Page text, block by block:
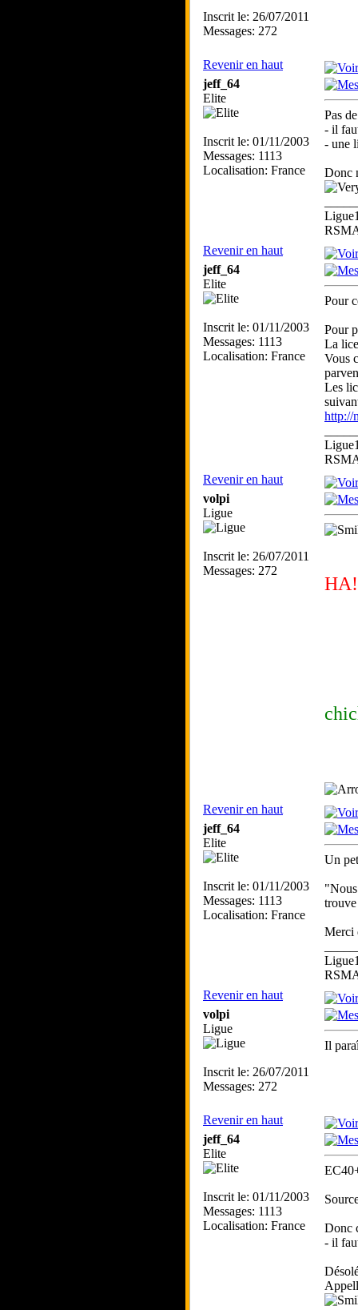
Inscrit le: 26/07/2011
Messages: 272
Revenir en haut
jeff_64
Elite
Inscrit le: 01/11/2003
Messages: 1113
Localisation: France
Pas
- il
- une
Donc
Revenir en haut
jeff_64
Elite
Inscrit le: 01/11/2003
Messages: 1113
Localisation: France
Pour
Pour
La
Vous
Les
http://
Revenir en haut
volpi
Ligue
Inscrit le: 26/07/2011
Messages: 272
Revenir en haut
jeff_64
Elite
Inscrit le: 01/11/2003
Messages: 1113
Localisation: France
Un
Merci
Revenir en haut
volpi
Ligue
Inscrit le: 26/07/2011
Messages: 272
Il
Revenir en haut
jeff_64
Elite
Inscrit le: 01/11/2003
Messages: 1113
Localisation: France
Donc
- il